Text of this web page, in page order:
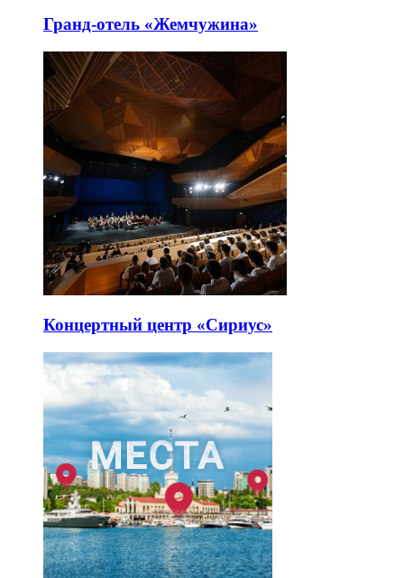
Гранд-отель «Жемчужина»
Концертный центр «Сириус»